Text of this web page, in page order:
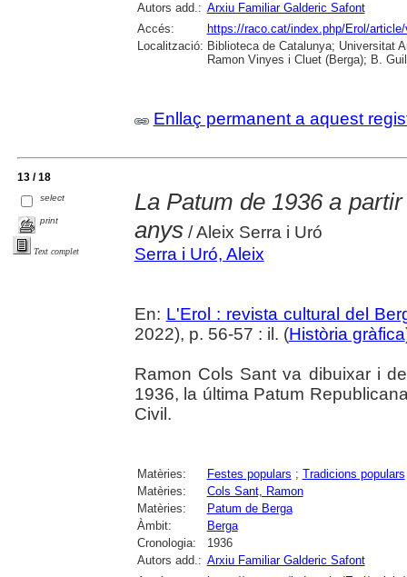
Autors add.: Arxiu Familiar Galderic Safont
Accés:
https://raco.cat/index.php/Erol/
Localització: Biblioteca de Catalunya; Universitat
Ramon Vinyes i Cluet (Berga); B.
Enllaç permanent a aquest
13 / 18
select
print
Text complet
La Patum de 1936 a
anys/ Aleix Serra i Uró
Serra i Uró, Aleix
En: L'Erol : revista cultural del
2022), p. 56-57 : il. (Història gràfica
Ramon Cols Sant va dibuixar i
1936, la última Patum
Civil.
Matèries: Festes populars ; Tradicions populars
Matèries:
Cols Sant, Ramon
Matèries:
Patum de Berga
Àmbit:
Berga
Cronologia:
1936
Autors add.: Arxiu Familiar Galderic Safont